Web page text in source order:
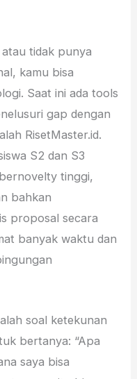
tidak punya
kamu bisa
Saat ini ada tools
gap dengan
RisetMaster.id.
S2 dan S3
tinggi,
bahkan
proposal secara
banyak waktu dan
soal ketekunan
bertanya: “Apa
saya bisa